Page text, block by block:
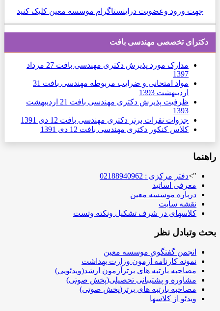
جهت ورود وعضویت دراینستاگرام موسسه معین کلیک کنید
دكترای تخصصی مهندسی بافت
مدارک مورد پذیرش دکتری مهندسی بافت
27 مرداد
1397
مواد امتحانی و ضرایب مربوطه مهندسی بافت 31
ارديبهشت 1393
ظرفیت پذیرش دکتری مهندسی بافت
21 ارديبهشت
1393
جزوات نفرات برتر دکتری مهندسی بافت 12 دی 1391
کلاس کنکور دکتری مهندسی بافت 12 دی 1391
راهنما
">دفتر مرکزی : 02188940962
معرفی اساتید
درباره موسسه معین
نقشه سایت
کلاسهای در شرف تشکیل ونکته وتست
بحث وتبادل نظر
انجمن گفتگوی موسسه معین
نمونه کارنامه آزمون وزارت بهداشت
مصاحبه بارتبه های برترآزمون ارشد(ویدئویی)
مشاوره و پشتیبانی تحصیلی(پخش صوتی)
مصاحبه بارتبه های برتر(پخش صوتی)
ویدئو از کلاسها